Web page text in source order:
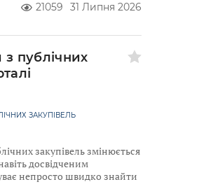
21059 31 Липня 2026
з публічних
ЗАКУПІВЕЛЬ
закупівель змінюється
досвідченим
непросто швидко знайти